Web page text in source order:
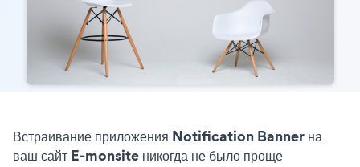
Встраивание приложения Notification Banner на
ваш сайт E-monsite никогда не было проще